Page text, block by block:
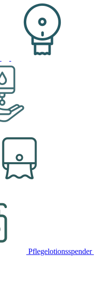
Pflegelotionsspender